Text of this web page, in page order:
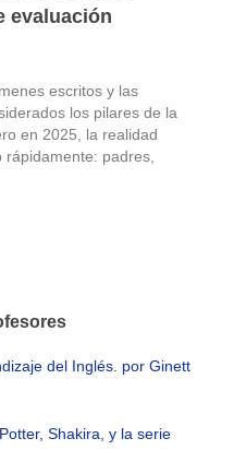
evaluación
escritos y las
los pilares de la
en 2025, la realidad
padres,
del Inglés. por Ginett
Shakira, y la serie